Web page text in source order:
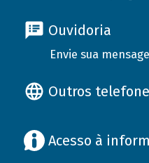
Ouvidoria
Envie sua
Outros
Acesso à